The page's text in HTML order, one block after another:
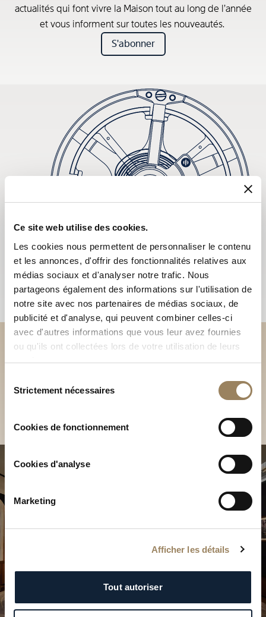
Ce site web utilise des cookies.
Les cookies nous permettent de personnaliser le contenu
et les annonces, d'offrir des fonctionnalités relatives aux
médias sociaux et d'analyser notre trafic. Nous
partageons également des informations sur l'utilisation de
notre site avec nos partenaires de médias sociaux, de
publicité et d'analyse, qui peuvent combiner celles-ci
avec d'autres informations que vous leur avez fournies
ou qu'ils ont collectées lors de votre utilisation de leurs
services.
duStrictement nécessaires
Cookies de fonctionnement
Cookies d'analyse
Marketing
Afficher les détails
Tout autoriser
actualités qui font vivre la Maison tout au long de l’année
et vous informent sur toutes les nouveautés.
S'abonner
Découvrez nos collections
en Boutique